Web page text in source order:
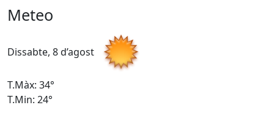
Meteo
Dissabte, 8 d’agost
T.Màx: 34°
T.Min: 24°